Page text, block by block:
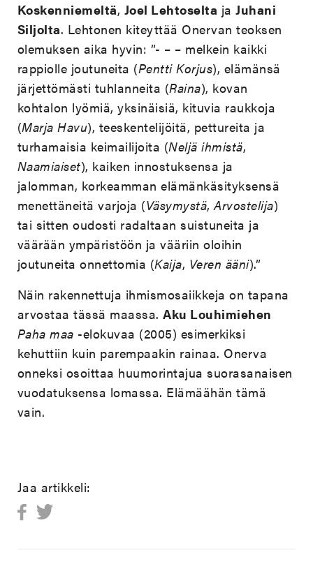
Koskenniemeltä, Joel Lehtoselta jaJuhani
Siljolta. Lehtonen kiteyttää Onervan teoksen
olemuksen aika hyvin: ”- – – melkein kaikki
rappiolle joutuneita (Pentti Korjus), elämänsä
järjettömästi tuhlanneita (Raina), kovan
kohtalon lyömiä, yksinäisiä, kituvia raukkoja
(Marja Havu), teeskentelijöitä, pettureita ja
turhamaisia keimailijoita (Neljä ihmistä,
Naamiaiset), kaiken innostuksensa ja
jalomman, korkeamman elämänkäsityksensä
menettäneitä varjoja (Väsymystä,Arvostelija)
tai sitten oudosti radaltaan suistuneita ja
väärään ympäristöön ja vääriin oloihin
joutuneita onnettomia (Kaija, Veren ääni).”
Näin rakennettuja ihmismosaiikkeja on tapana
arvostaa tässä maassa.Aku Louhimiehen
Paha maa -elokuvaa (2005) esimerkiksi
kehuttiin kuin parempaakin rainaa. Onerva
onneksi osoittaa huumorintajua suorasanaisen
vuodatuksensa lomassa. Elämäähän tämä
vain.
Jaa artikkeli: